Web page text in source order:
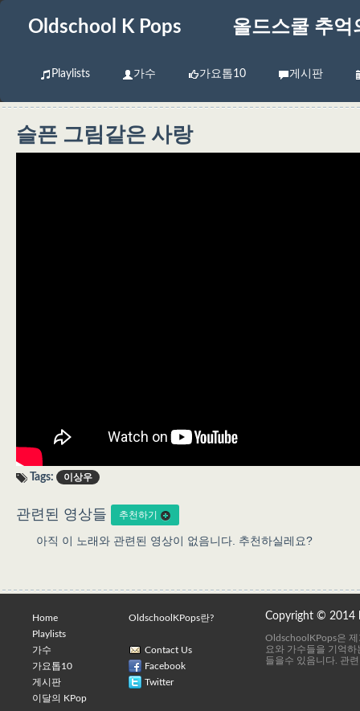
Oldschool K Pops 올드스쿨 추억
Playlists 가수 가요톱10 게시판
슬픈 그림같은 사랑
Tags: 이상우
관련된 영상들 추천하기
아직 이 노래와 관련된 영상이 없음니다. 추천하실레요?
Home
Playlists
가수
가요톱10
게시판
이달의 KPop
OldschoolKPops란?
Contact Us
Facebook
Twitter
Copyright © 2014
OldschoolKPops은
요와 가수들을 기억
들을수 있음니다. 관